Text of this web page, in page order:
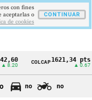
COLCAP1621,34 pts
▲ 0.67
no no
con fines
aceptarlas o
de cookies
CONTINUAR